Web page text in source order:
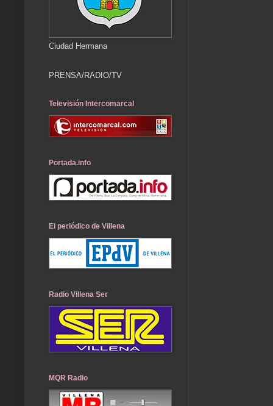
Ciudad Hermana
PRENSA/RADIO/TV
Televisión Intercomarcal
Portada.info
El periódico de Villena
Radio Villena Ser
MQR Radio